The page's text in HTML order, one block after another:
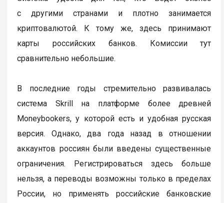
с другими странами и плотно занимается
криптовалютой. К тому же, здесь принимают
карты российских банков. Комиссии тут
сравнительно небольшие.
В последние годы стремительно развивалась
система Skrill на платформе более древней
Moneybookers, у которой есть и удобная русская
версия. Однако, два года назад в отношении
аккаунтов россиян были введены существенные
ограничения. Регистрироваться здесь больше
нельзя, а переводы возможны только в пределах
России, но применять российские банковские